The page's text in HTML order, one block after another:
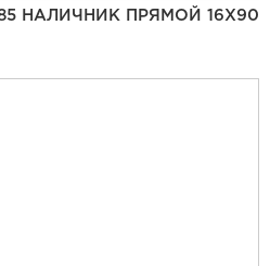
НАЛИЧНИК ПРЯМОЙ 16Х90